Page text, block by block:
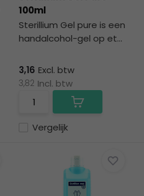
100ml
Sterillium Gel pure is een
handalcohol-gel op et...
Vergelijk
3,16 Excl. btw
3,82 Incl. btw